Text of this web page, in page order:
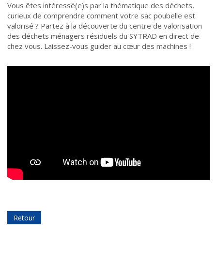
Vous êtes intéressé(e)s par la thématique des déchets,
curieux de comprendre comment votre sac poubelle est
valorisé ? Partez à la découverte du centre de valorisation
des déchets ménagers résiduels du SYTRAD en direct de
chez vous. Laissez-vous guider au cœur des machines !
Retour